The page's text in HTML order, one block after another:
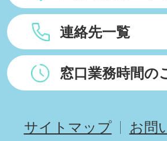
連絡先一覧
窓口業務時間の
サイトマップ
お問